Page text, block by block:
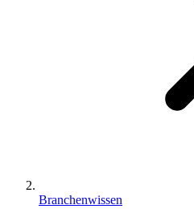
Branchenwissen